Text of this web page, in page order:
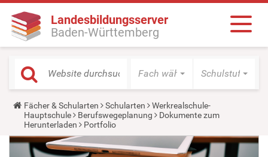
Landesbildungsserver
Baden-Württemberg
Fach wählen Schulstufe
Y
o
u
a
r
Fächer & Schularten Schularten
Werkrealschule-
Hauptschule
Berufswegeplanung
Dokumente zum
Herunterladen
Portfolio